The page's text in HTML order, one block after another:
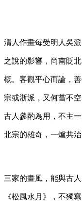
清人作畫每受明人吳
之說的影響，尚南貶
概。客觀平心而論，
宗或浙派，又何嘗不
古人參酌為用，不主
北宗的雄奇，一爐共
三家的畫風，能與古
《松風水月》，不獨